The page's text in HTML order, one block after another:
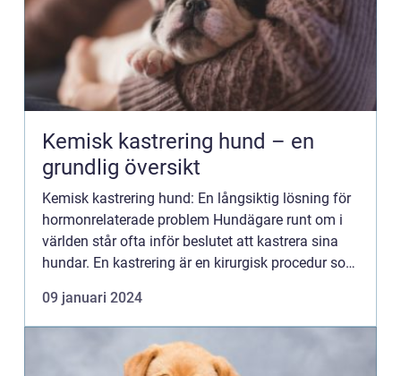
Kemisk kastrering hund – en
grundlig översikt
Kemisk kastrering hund: En långsiktig lösning för
hormonrelaterade problem Hundägare runt om i
världen står ofta inför beslutet att kastrera sina
hundar. En kastrering är en kirurgisk procedur som
hanhundar e...
09 januari 2024